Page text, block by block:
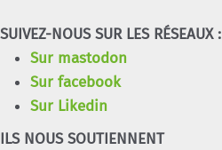
SUIVEZ-NOUS SUR LES RÉSEAUX :
Sur mastodon
Sur facebook
Sur Likedin
ILS NOUS SOUTIENNENT